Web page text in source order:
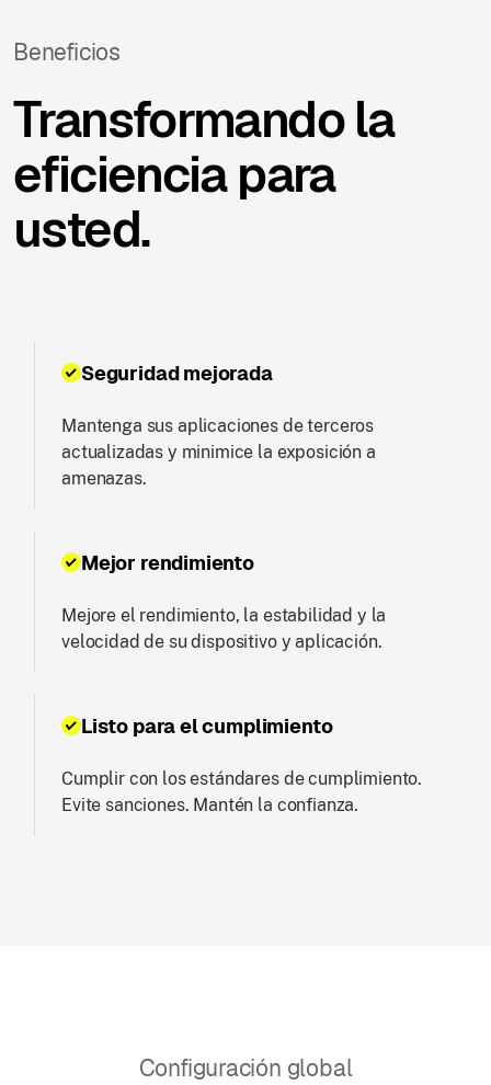
Beneficios
Transformando la
eficiencia para
usted.
Seguridad mejorada
Mantenga sus aplicaciones de terceros
actualizadas y minimice la exposición a
amenazas.
Mejor rendimiento
Mejore el rendimiento, la estabilidad y la
velocidad de su dispositivo y aplicación.
Listo para el cumplimiento
Cumplir con los estándares de cumplimiento.
Evite sanciones. Mantén la confianza.
Configuración global